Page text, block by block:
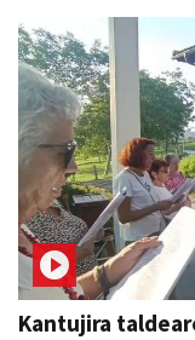
Kantujira